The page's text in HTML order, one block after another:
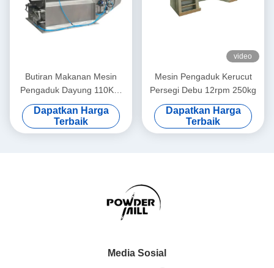
Butiran Makanan Mesin
Pengaduk Dayung 110KW
60prm
Dapatkan Harga
Terbaik
video
Mesin Pengaduk Kerucut
Persegi Debu 12rpm 250kg
Dapatkan Harga
Terbaik
Media Sosial